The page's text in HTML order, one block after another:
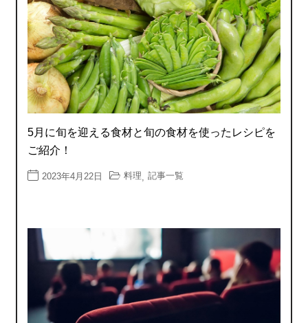
5月に旬を迎える食材と旬の食材を使ったレシピを
ご紹介！
2023年4月22日 料理, 記事一覧